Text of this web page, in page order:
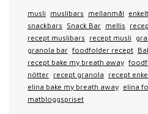
musli muslibars mellanmål
snackbars Snack Bar mellis
recept muslibars recept musli
granola bar foodfolder recept
recept bake my breath away
nötter recept granola recept
elina bake my breath away elina
matbloggspriset